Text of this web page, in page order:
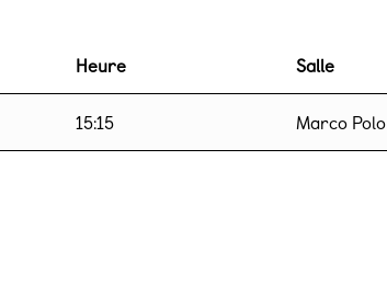
Heure Salle
15:15 Marco Polo